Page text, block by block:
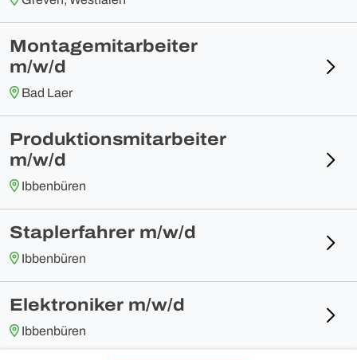
Montagemitarbeiter
m/w/d
Bad Laer
Produktionsmitarbeiter
m/w/d
Ibbenbüren
Staplerfahrer m/w/d
Ibbenbüren
Elektroniker m/w/d
Ibbenbüren